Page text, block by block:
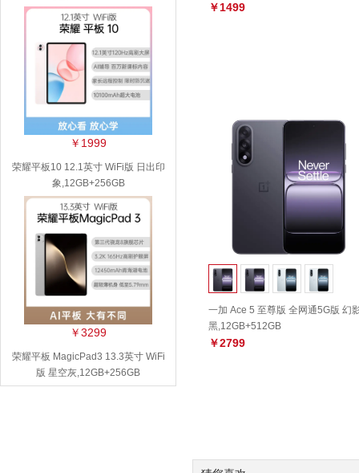
￥1999
荣耀平板10 12.1英寸 WiFi版 日出印
象,12GB+256GB
￥3299
荣耀平板 MagicPad3 13.3英寸 WiFi
版 星空灰,12GB+256GB
￥1499
一加 Ace 5 至尊版 全网通5G版 幻
黑,12GB+512GB
￥2799